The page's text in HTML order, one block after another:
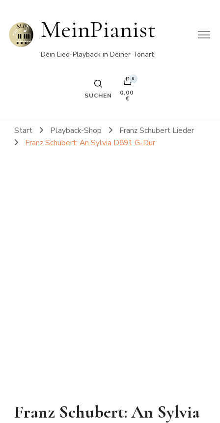
MeinPianist
Dein Lied-Playback in Deiner Tonart
SUCHEN
0
0,00
€
Start Playback-Shop
Franz Schubert Lieder
Franz Schubert: An Sylvia D891 G-Dur
Franz Schubert: An Sylvia